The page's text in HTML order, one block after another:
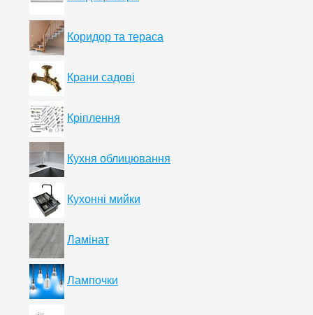
Коридор та тераса
Крани садові
Кріплення
Кухня облицювання
Кухонні мийки
Ламінат
Лампочки